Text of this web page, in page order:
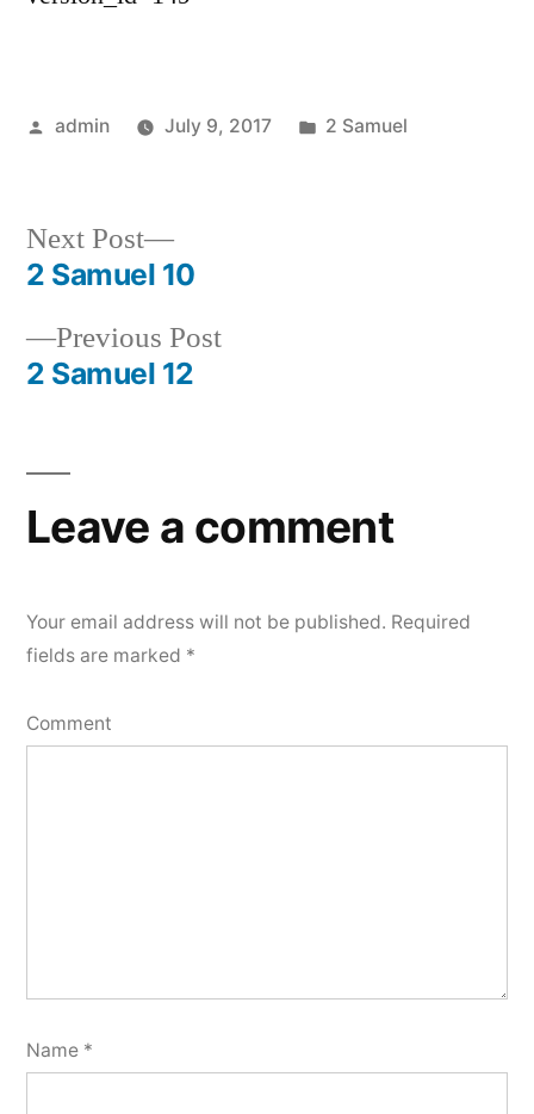
Posted
admin July 9, 2017
Posted
2 Samuel
Post
navigation
Previous PostPrevious
2 Samuel 12
Next Post
Next
post:
2 Samuel 10
Leave a comment
Your email address will not be published. Required
fields are marked *
Comment
Name *